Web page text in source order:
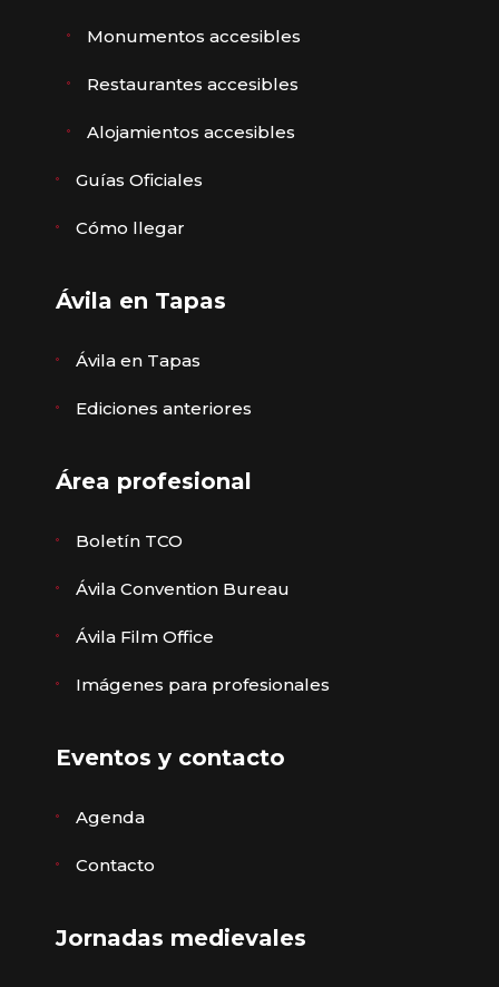
Monumentos accesibles
Restaurantes accesibles
Alojamientos accesibles
Guías Oficiales
Cómo llegar
Ávila en Tapas
Ávila en Tapas
Ediciones anteriores
Área profesional
Boletín TCO
Ávila Convention Bureau
Ávila Film Office
Imágenes para profesionales
Eventos y contacto
Agenda
Contacto
Jornadas medievales